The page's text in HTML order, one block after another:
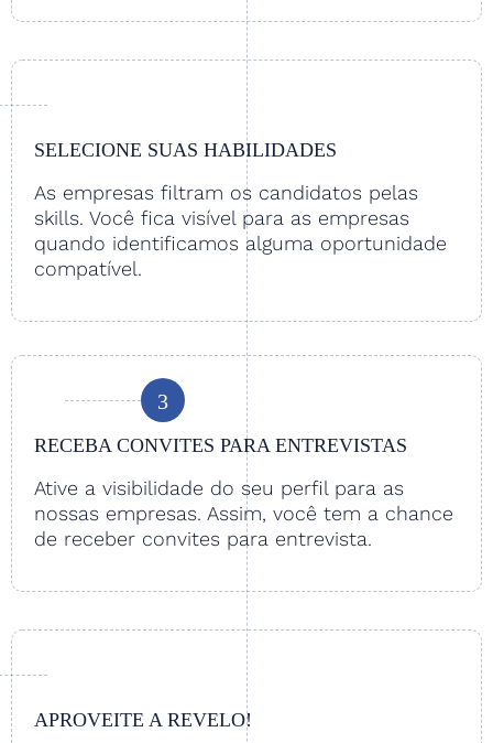
SELECIONE SUAS HABILIDADES
As empresas filtram os candidatos pelas
skills. Você fica visível para as empresas
quando identificamos alguma oportunidade
compatível.
3
RECEBA CONVITES PARA ENTREVISTAS
Ative a visibilidade do seu perfil para as
nossas empresas. Assim, você tem a chance
de receber convites para entrevista.
APROVEITE A REVELO!